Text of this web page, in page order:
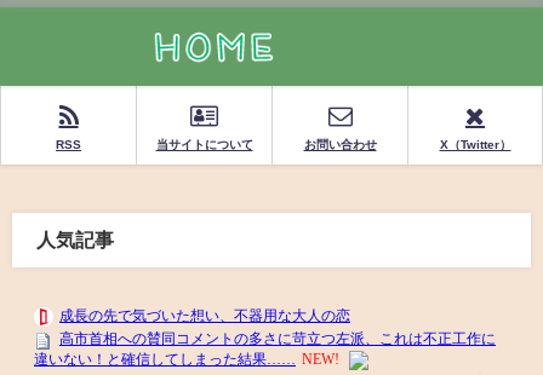
RSS 当サイトについて お問い合わせ X（Twitter）
人気記事